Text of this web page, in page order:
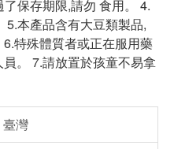
保存期限,請勿 食用。 4.
5.本產品含有大豆類製品,
特殊體質者或正在服用藥
。 7.請放置於孩童不易拿
臺灣